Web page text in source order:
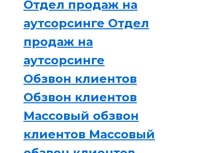
Отдел продаж на
аутсорсинге Отдел
продаж на
аутсорсинге
Обзвон клиентов
Обзвон клиентов
Массовый обзвон
клиентов Массовый